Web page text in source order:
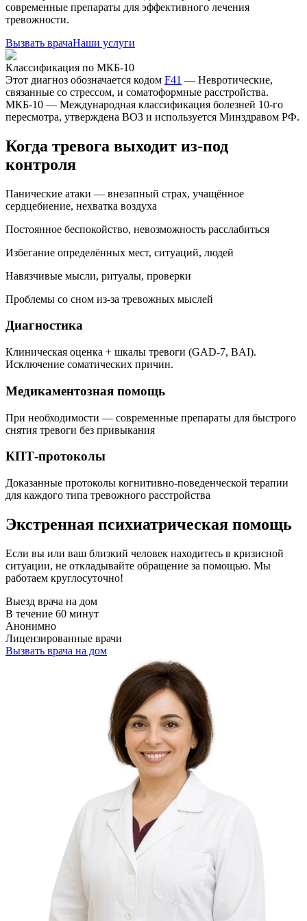
современные препараты для эффективного лечения
тревожности.
Вызвать врачаНаши услуги
Классификация по МКБ-10
Этот диагноз обозначается кодом F41 — Невротические,
связанные со стрессом, и соматоформные расстройства.
МКБ-10 — Международная классификация болезней 10-го
пересмотра, утверждена ВОЗ и используется Минздравом РФ.
Когда тревога выходит из-под
контроля
Панические атаки — внезапный страх, учащённое
сердцебиение, нехватка воздуха
Постоянное беспокойство, невозможность расслабиться
Избегание определённых мест, ситуаций, людей
Навязчивые мысли, ритуалы, проверки
Проблемы со сном из-за тревожных мыслей
Диагностика
Клиническая оценка + шкалы тревоги (GAD-7, BAI).
Исключение соматических причин.
Медикаментозная помощь
При необходимости — современные препараты для быстрого
снятия тревоги без привыкания
КПТ-протоколы
Доказанные протоколы когнитивно-поведенческой терапии
для каждого типа тревожного расстройства
Экстренная психиатрическая помощь
Если вы или ваш близкий человек находитесь в кризисной
ситуации, не откладывайте обращение за помощью. Мы
работаем круглосуточно!
Выезд врача на дом
В течение 60 минут
Анонимно
Лицензированные врачи
Вызвать врача на дом